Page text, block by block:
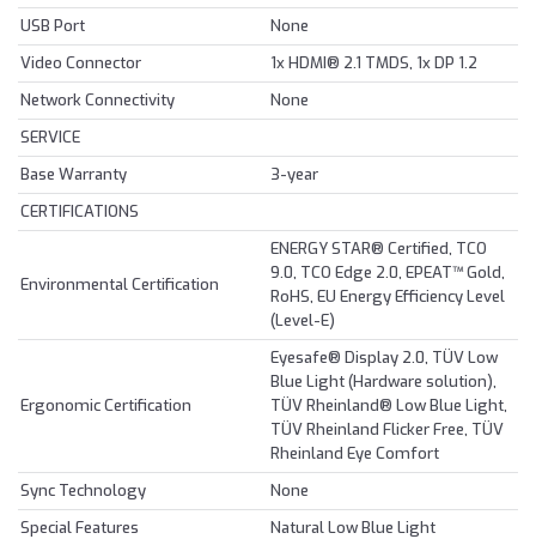
USB Port
None
Video Connector
1x HDMI® 2.1 TMDS, 1x DP 1.2
Network Connectivity
None
SERVICE
Base Warranty
3-year
CERTIFICATIONS
Environmental Certification
ENERGY STAR® Certified, TCO
9.0, TCO Edge 2.0, EPEAT™ Gold,
RoHS, EU Energy Efficiency Level
(Level-E)
Ergonomic Certification
Eyesafe® Display 2.0, TÜV Low
Blue Light (Hardware solution),
TÜV Rheinland® Low Blue Light,
TÜV Rheinland Flicker Free, TÜV
Rheinland Eye Comfort
Sync Technology
None
Special Features
Natural Low Blue Light